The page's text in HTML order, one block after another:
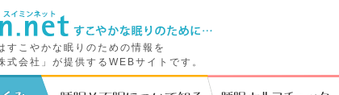
すこやかな眠りのための情報を
式会社」が提供するWEBサイトです。